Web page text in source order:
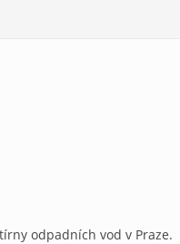
odpadních vod v Praze.